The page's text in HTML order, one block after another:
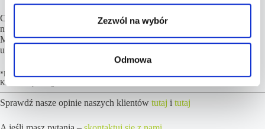
Zezwól na wybór
Odmowa
Cena podróży wzrosła więcej niż 10% od wskazanej w ofercie? Nic
nie tracisz! W pierwszej kolejności i tak Cię o tym poinformujemy.
Możesz skorzystać z możliwości zwrotu środków za zamówioną
usługę. Więcej kluczowych informacji
*Informacje zawarte na niniejszej stronie nie stanowią oferty handlowej w rozumieniu art. 66
Kodeksu Cywilnego.
Sprawdź nasze opinie naszych klientów tutaj i tutaj